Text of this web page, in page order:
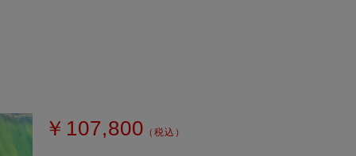
￥107,800 （税込）